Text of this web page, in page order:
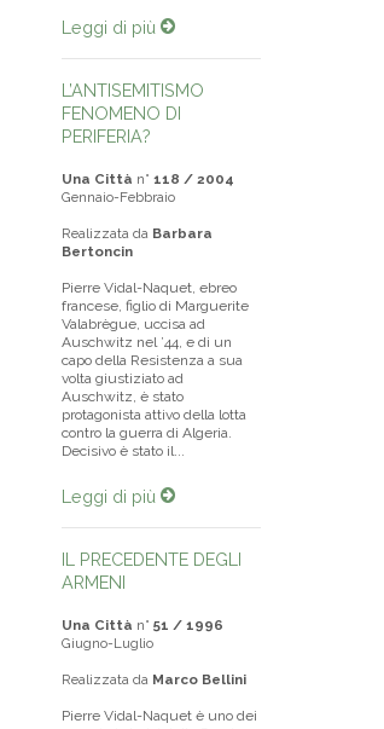
Leggi di più
L’ANTISEMITISMO
FENOMENO DI
PERIFERIA?
Una Città n° 118 / 2004
Gennaio-Febbraio
Realizzata da Barbara
Bertoncin
Pierre Vidal-Naquet, ebreo
francese, figlio di Marguerite
Valabrègue, uccisa ad
Auschwitz nel ’44, e di un
capo della Resistenza a sua
volta giustiziato ad
Auschwitz, è stato
protagonista attivo della lotta
contro la guerra di Algeria.
Decisivo è stato il...
Leggi di più
IL PRECEDENTE DEGLI
ARMENI
Una Città n° 51 / 1996
Giugno-Luglio
Realizzata da Marco Bellini
Pierre Vidal-Naquet è uno dei